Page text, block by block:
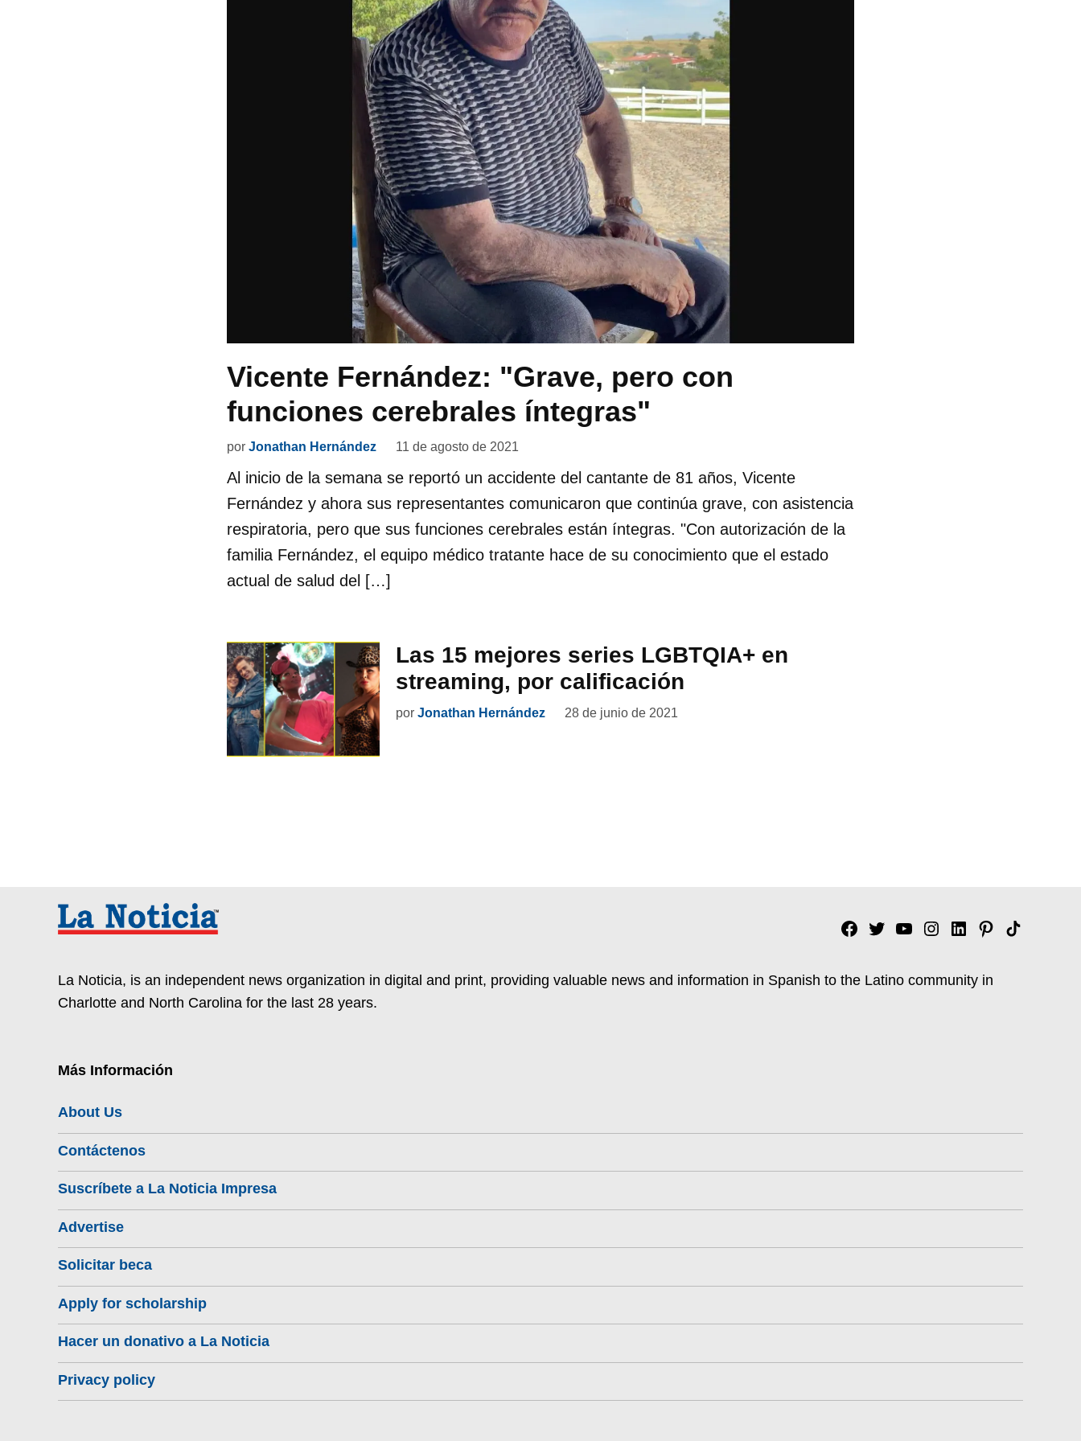
Vicente Fernández: "Grave, pero con
funciones cerebrales íntegras"
por Jonathan Hernández 11 de agosto de 2021
Al inicio de la semana se reportó un accidente del cantante de 81 años, Vicente
Fernández y ahora sus representantes comunicaron que continúa grave, con asistencia
respiratoria, pero que sus funciones cerebrales están íntegras. "Con autorización de la
familia Fernández, el equipo médico tratante hace de su conocimiento que el estado
actual de salud del […]
Las 15 mejores series LGBTQIA+ en
streaming, por calificación
por Jonathan Hernández 28 de junio de 2021
Facebook
TwitterYouTubeInstagram
Linkedin
Pinterest
Tik
La Noticia, is an independent news organization in digital and print, providing valuable news and information in Spanish to the Latino community in
Charlotte and North Carolina for the last 28 years.
Más Información
About Us
Contáctenos
Suscríbete a La Noticia Impresa
Advertise
Solicitar beca
Apply for scholarship
Hacer un donativo a La Noticia
Privacy policy